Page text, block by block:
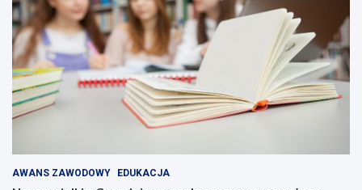
AWANS ZAWODOWY EDUKACJA